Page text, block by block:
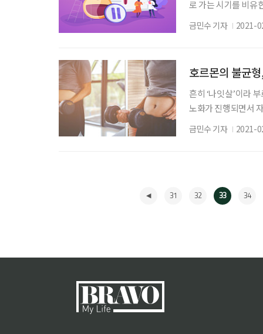
로 가는 시기를 비유
주요 증상은 성 호
없다면 미리 준비
금민수 기자 2021-
호르몬의 불균
흔히 ‘나잇살’이라
노화가 진행되면서
리를 알고, 자신의
몬, 비만과 헷갈리
금민수 기자 2021-
31 32 33 34